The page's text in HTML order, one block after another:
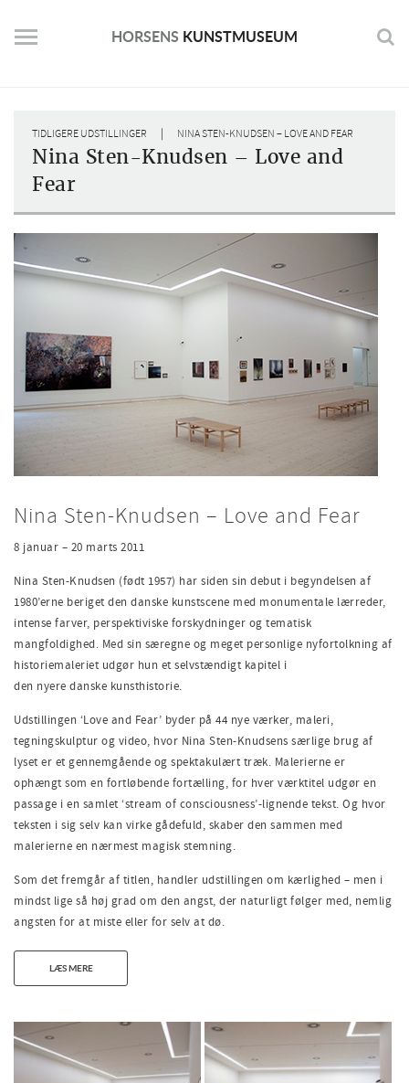
content
HORSENS KUNSTMUSEUM
TIDLIGERE UDSTILLINGER | NINA STEN-KNUDSEN – LOVE AND FEAR
Nina Sten-Knudsen – Love and
Fear
Nina Sten-Knudsen – Love and Fear
8 januar – 20 marts 2011
Nina Sten-Knudsen (født 1957) har siden sin debut i begyndelsen af
1980’erne beriget den danske kunstscene med monumentale lærreder,
intense farver, perspektiviske forskydninger og tematisk
mangfoldighed. Med sin særegne og meget personlige nyfortolkning af
historiemaleriet udgør hun et selvstændigt kapitel i
den nyere danske kunsthistorie.
Udstillingen ‘Love and Fear’ byder på 44 nye værker, maleri,
tegningskulptur og video, hvor Nina Sten-Knudsens særlige brug af
lyset er et gennemgående og spektakulært træk. Malerierne er
ophængt som en fortløbende fortælling, for hver værktitel udgør en
passage i en samlet ‘stream of consciousness’-lignende tekst. Og hvor
teksten i sig selv kan virke gådefuld, skaber den sammen med
malerierne en nærmest magisk stemning.
Som det fremgår af titlen, handler udstillingen om kærlighed – men i
mindst lige så høj grad om den angst, der naturligt følger med, nemlig
angsten for at miste eller for selv at dø.
LÆS MERE